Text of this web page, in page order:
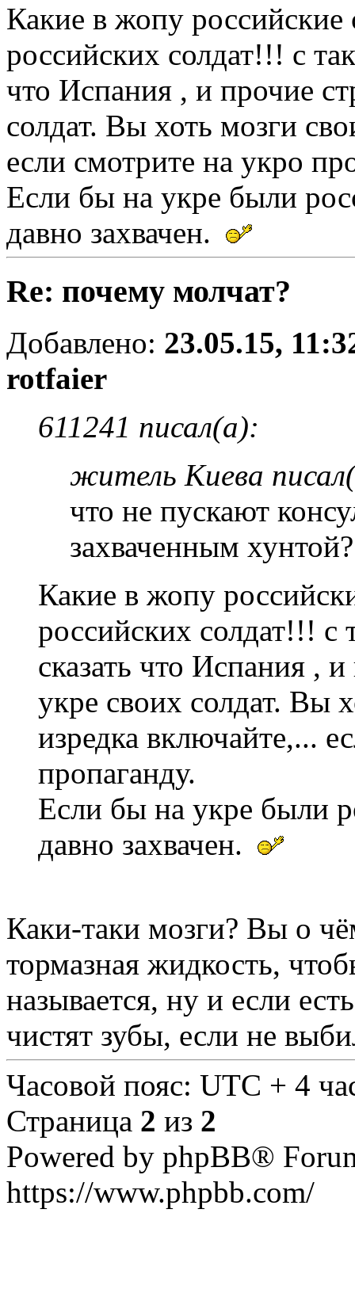
Какие в жопу российские
российских солдат!!! с
что Испания , и прочие
солдат. Вы хоть мозги
если смотрите на укро
Если бы на укре были
давно захвачен.
Re: почему молчат?
Добавлено: 23.05.15,
rotfaier
611241 писал(а):
житель Киева
что не пускают
захваченным хунтой?
Какие в жопу
российских солдат!!!
сказать что Испания ,
укре своих солдат. Вы
изредка включайте,...
пропаганду.
Если бы на укре были
давно захвачен.
Каки-таки мозги? Вы о
тормазная жидкость,
называется, ну и если
чистят зубы, если не
Часовой пояс: UTC + 4
Страница 2 из 2
Powered by phpBB®
https://www.phpbb.com/